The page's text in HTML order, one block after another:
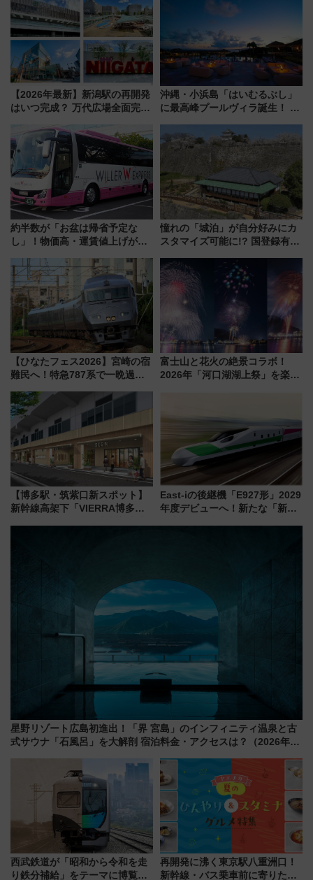
【2026年最新】新潟駅の再開発
はいつ完成？ 万代広場全面完成
開発、バスタ新潟構想まで徹底
解説！
沖縄・小浜島「はいむるぶし」
に最高峰プールヴィラ誕生！ 石
美旅「何もしない贅沢」を体験
してみない？
約半数が「お盆は帰省予定な
し」！物価高・運賃値上げが財
りたいけど……【WILLER お盆
帰省動向調査】
憧れの「城泊」が自分好みにカ
スタマイズ可能に!? 国登録有形
にオーダーメイド型の宿泊プラ
ンが誕生！
【ひなたフェス2026】宮崎の宿
難民へ！特急787系で一晩過ご
ローおひさま」が救世主に？
富士山と花火の絶景コラボ！
2026年「河口湖湖上祭」を楽し
【博多駅・筑紫口新スポット】
新幹線高架下「VIERRA博多テ
East-iの後継機「E927形」2029
年度デビューへ！新たな「新幹
星野リゾート広島初進出！「界 宮島」のインフィニティ温泉と古
式サウナ「石風呂」を大解剖 宿泊料金・アクセスは？（2026年7
西武鉄道が「昭和から令和を走
り鉄分補給」をテーマに博覧会
再開発に沸く東京駅八重洲口！
新幹線・バス乗車前に寄りたい